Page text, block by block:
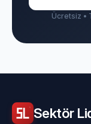
Ücretsiz •
Sektör